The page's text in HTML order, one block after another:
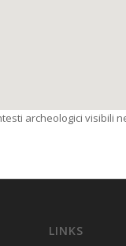
archeologici visibili
LINKS